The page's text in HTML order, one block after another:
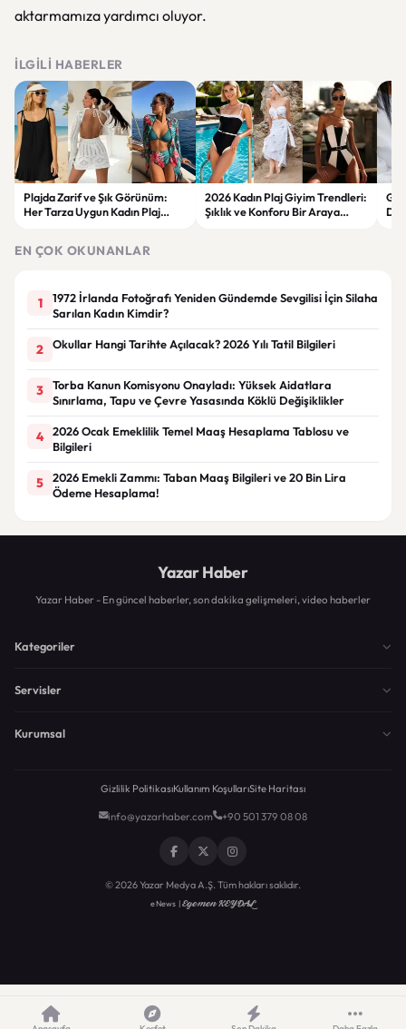
aktarmamıza yardımcı oluyor.
İLGILI HABERLER
Plajda Zarif ve Şık Görünüm:
Her Tarza Uygun Kadın Plaj
2026 Kadın Plaj Giyim Trendleri:
Şıklık ve Konforu Bir Araya
EN ÇOK OKUNANLAR
1
1972 İrlanda Fotoğrafı Yeniden Gündemde Sevgilisi İçin Silaha
Sarılan Kadın Kimdir?
2 Okullar Hangi Tarihte Açılacak? 2026 Yılı Tatil Bilgileri
3
Torba Kanun Komisyonu Onayladı: Yüksek Aidatlara
Sınırlama, Tapu ve Çevre Yasasında Köklü Değişiklikler
4
2026 Ocak Emeklilik Temel Maaş Hesaplama Tablosu ve
Bilgileri
5
2026 Emekli Zammı: Taban Maaş Bilgileri ve 20 Bin Lira
Ödeme Hesaplama!
Yazar Haber
Yazar Haber - En güncel haberler, son dakika gelişmeleri, video haberler
Kategoriler
Servisler
Kurumsal
Gizlilik PolitikasıKullanım KoşullarıSite Haritası
info@yazarhaber.com +90 501 379 08 08
© 2026 Yazar Medya A.Ş. Tüm hakları saklıdır.
eNews |Egemen KEYDAL